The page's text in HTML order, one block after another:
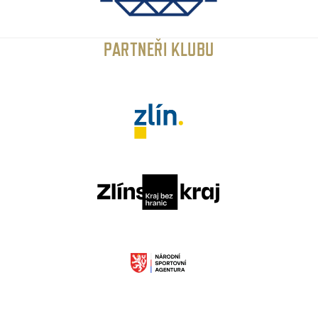
PARTNEŘI KLUBU